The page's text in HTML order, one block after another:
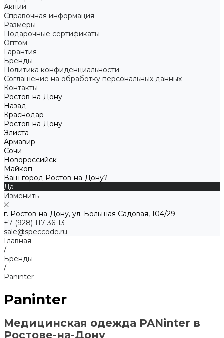
Акции
Справочная информация
Размеры
Подарочные сертификаты
Оптом
Гарантия
Бренды
Политика конфиденциальности
Соглашение на обработку персональных данных
Контакты
Ростов-на-Дону
Назад
Краснодар
Ростов-на-Дону
Элиста
Армавир
Сочи
Новороссийск
Майкоп
Ваш город Ростов-на-Дону?
Да
Изменить
г. Ростов-на-Дону, ул. Большая Садовая, 104/29
+7 (928) 117-36-13
sale@speccode.ru
Главная
/
Бренды
/
Paninter
Paninter
Медицинская одежда PANinter в
Ростове-на-Дону